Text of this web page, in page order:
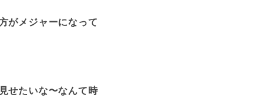
がメジャーになって
せたいな〜なんて時